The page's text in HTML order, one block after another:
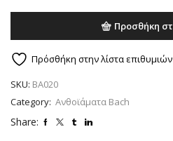
Προσθήκη
Πρόσθήκη στην λίστα επιθυμιών
SKU: BA020
Category: Ανθοϊάματα Bach
Share: